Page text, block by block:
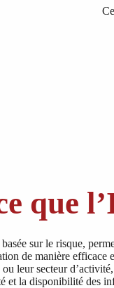
que
sur le risque,
de manière efficace
leur secteur
et la disponibilité des